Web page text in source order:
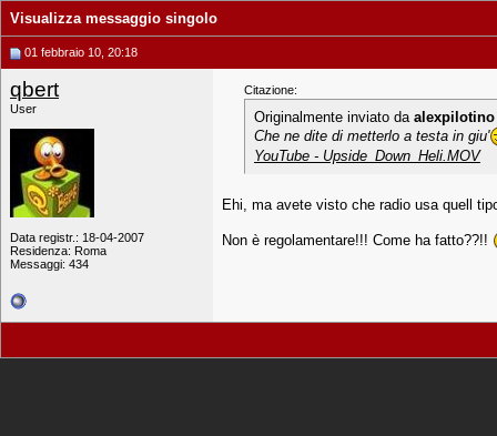
Visualizza messaggio singolo
01 febbraio 10, 20:18
qbert
User
Data registr.: 18-04-2007
Residenza: Roma
Messaggi: 434
Citazione:
Originalmente inviato da alexpilotino
Che ne dite di metterlo a testa in giu'
YouTube - Upside_Down_Heli.MOV
Ehi, ma avete visto che radio usa quell
Non è regolamentare!!! Come ha fatto??!!